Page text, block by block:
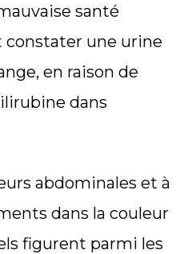
santé
une urine
en raison de
dans
abdominales et à
dans la couleur
figurent parmi les